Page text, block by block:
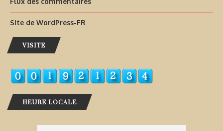
Site de WordPress-FR
VISITE
HEURE LOCALE